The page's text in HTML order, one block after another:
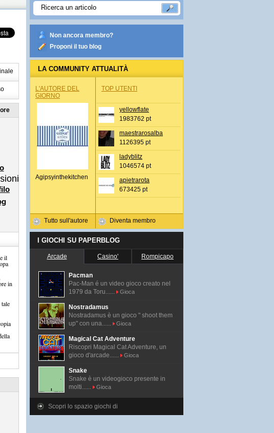
il
in
tale
Non ancora membro?
Proponi il tuo blog
LA COMMUNITY ATTUALITÀ
L'AUTORE DEL
GIORNO
Agipsyinthekitchen
Tutto sull'autore
TOP UTENTI
yellowflate
1983762 pt
maestrarosalba
1126395 pt
ladyblitz
1046574 pt
apietrarota
673425 pt
Diventa membro
I GIOCHI SU PAPERBLOG
Arcade Casino' Rompicapo
Pacman
Pac-Man é un video gioco creato nel
1979 da Toru......
Gioca
Nostradamus
Nostradamus è un gioco " shoot them
up" con una......
Gioca
Magical Cat Adventure
Riscopri Magical Cat Adventure, un
gioco d'arcade......
Gioca
Snake
Snake è un videogioco presente in
molti......
Gioca
Scopri lo spazio giochi di